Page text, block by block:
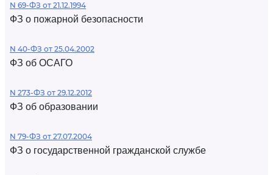
N 69-ФЗ от 21.12.1994
ФЗ о пожарной безопасности
N 40-ФЗ от 25.04.2002
ФЗ об ОСАГО
N 273-ФЗ от 29.12.2012
ФЗ об образовании
N 79-ФЗ от 27.07.2004
ФЗ о государственной гражданской службе